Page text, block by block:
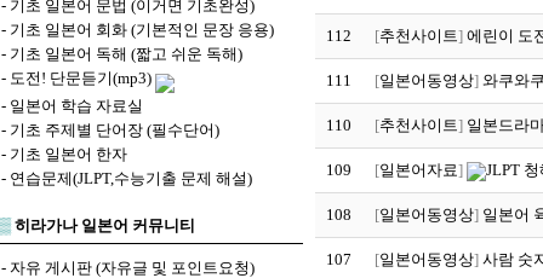
- 기초 일본어 문법 (이거면 기초완성)
- 기초 일본어 회화 (기본적인 문장 응용)
- 기초 일본어 독해 (짧고 쉬운 독해)
- 도전! 단문듣기(mp3)
- 일본어 학습 자료실
- 기초 주제별 단어장 (필수단어)
- 기초 일본어 한자
- 연습문제(JLPT,수능기출 문제 해설)
▒히라가나 일본어 커뮤니티
- 자유 게시판 (자유글 및 포인트요청)
112 [추천사이트] 에린이 도
111 [일본어동영상] 와쿠와
110 [추천사이트] 일본드라
109 [일본어자료] JLPT
108 [일본어동영상] 일본어
107 [일본어동영상] 사람 숫